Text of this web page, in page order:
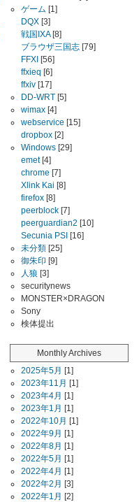
ゲーム [1]
DQX [3]
戦国IXA[8]
ブラウザ三国志 [79]
FFXI [56]
ffxieq [6]
ffxiv [17]
DD-WRT [5]
wimax [4]
webservice [15]
dropbox [2]
Windows [29]
emet[4]
chrome [7]
Xlink Kai [8]
firefox [8]
peerblock [7]
peerguardian2 [10]
Secunia PSI [16]
未分類 [25]
御朱印 [9]
人狼 [3]
securitynews
MONSTER×DRAGON
Sony
検体提出
Monthly Archives
2025年5月 [1]
2023年11月 [1]
2023年4月 [1]
2023年1月 [1]
2022年10月 [1]
2022年9月 [1]
2022年8月 [1]
2022年5月 [1]
2022年4月 [1]
2022年2月 [3]
2022年1月 [2]